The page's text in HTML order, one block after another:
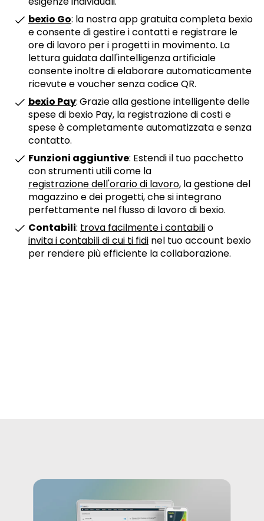
bexio Go: la nostra app gratuita completa bexio
e consente di gestire i contatti e registrare le
ore di lavoro per i progetti in movimento. La
lettura guidata dall'intelligenza artificiale
consente inoltre di elaborare automaticamente
ricevute e voucher senza codice QR.
bexio Pay:Grazie alla gestione intelligente delle
spese di bexio Pay, la registrazione di costi e
spese è completamente automatizzata e senza
contatto.
Funzioni aggiuntive: Estendi il tuo pacchetto
con strumenti utili come la
registrazione dell'orario di lavoro, la gestione del
magazzino e dei progetti, che si integrano
perfettamente nel flusso di lavoro di bexio.
Contabili: trova facilmente i contabilio
invita i contabili di cui ti fidi nel tuo account bexio
per rendere più efficiente la collaborazione.